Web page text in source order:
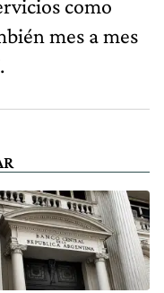
como
mes a mes